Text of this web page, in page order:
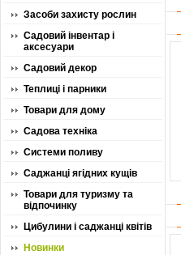
Засоби захисту рослин
Садовий інвентар і
аксесуари
Садовий декор
Теплиці і парники
Товари для дому
Садова техніка
Системи поливу
Саджанці ягідних кущів
Товари для туризму та
відпочинку
Цибулини і саджанці квітів
Новинки